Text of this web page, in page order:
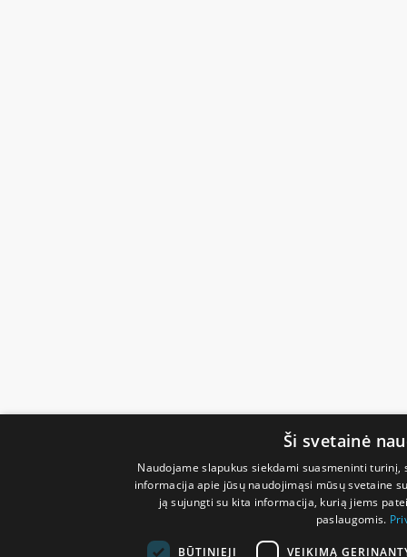
Ši svetainė
Naudojame slapukus siekdami suasmeninti
informacija apie jūsų naudojimąsi mūsų svetaine
ją sujungti su kita informacija, kurią jiems
paslaugomis.
BŪTINIEJI VEIKIMĄ